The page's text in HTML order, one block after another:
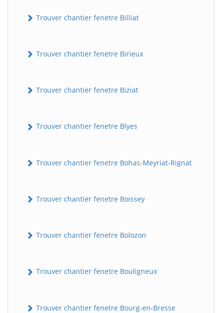
Trouver chantier fenetre Billiat
Trouver chantier fenetre Birieux
Trouver chantier fenetre Biziat
Trouver chantier fenetre Blyes
Trouver chantier fenetre Bohas-Meyriat-Rignat
Trouver chantier fenetre Boissey
Trouver chantier fenetre Bolozon
Trouver chantier fenetre Bouligneux
Trouver chantier fenetre Bourg-en-Bresse